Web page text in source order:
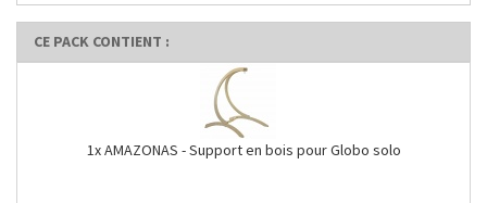
CE PACK CONTIENT :
1x AMAZONAS - Support en bois pour Globo solo